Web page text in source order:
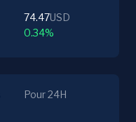
74.47USD
0.34%
Pour 24H